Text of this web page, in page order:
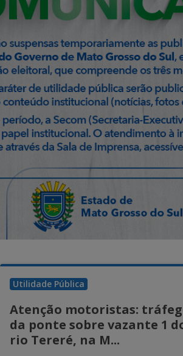
Utilidade Pública
Atenção motoristas:
da ponte sobre vazante 1
rio Tereré, na M...